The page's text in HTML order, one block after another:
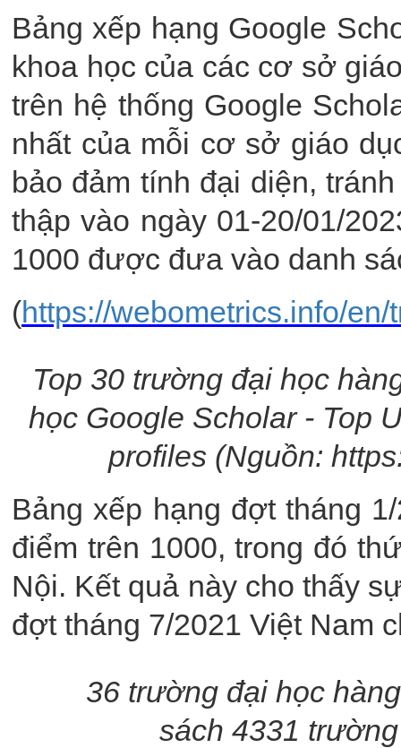
Bảng xếp hạng Google
khoa học của các cơ sở
trên hệ thống Google
nhất của mỗi cơ sở giáo
bảo đảm tính đại diện,
thập vào ngày 01-20/01/
1000 được đưa vào danh
(https://webometrics.info/en/
Top 30 trường đại học
học Google Scholar - Top
profiles (Nguồn:
Bảng xếp hạng đợt tháng
điểm trên 1000, trong đó
Nội. Kết quả này cho thấy
đợt tháng 7/2021 Việt Nam
36trường đại học
sách 4331